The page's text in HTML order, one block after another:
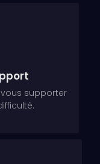
supporter